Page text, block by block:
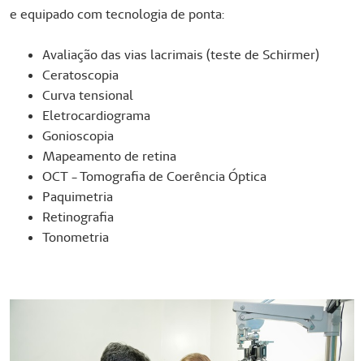
e equipado com tecnologia de ponta:
Avaliação das vias lacrimais (teste de Schirmer)
Ceratoscopia
Curva tensional
Eletrocardiograma
Gonioscopia
Mapeamento de retina
OCT - Tomografia de Coerência Óptica
Paquimetria
Retinografia
Tonometria